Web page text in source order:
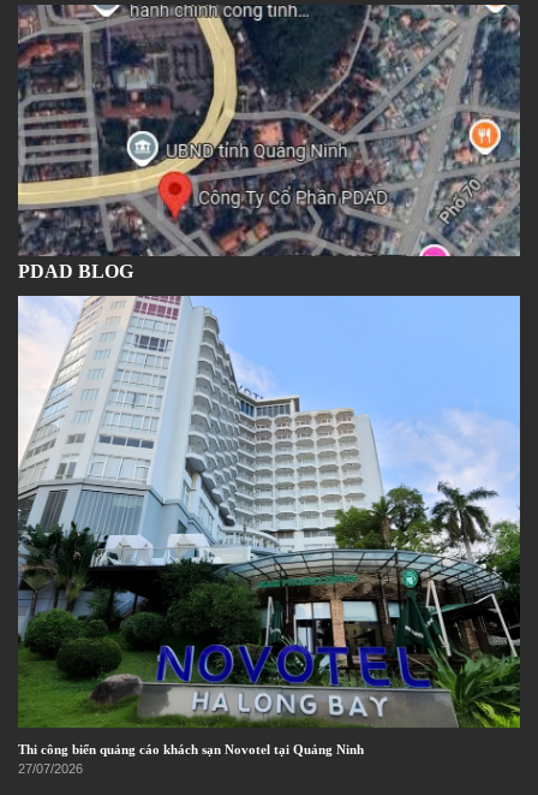
PDAD BLOG
Thi công biển quảng cáo khách sạn Novotel tại Quảng Ninh
27/07/2026